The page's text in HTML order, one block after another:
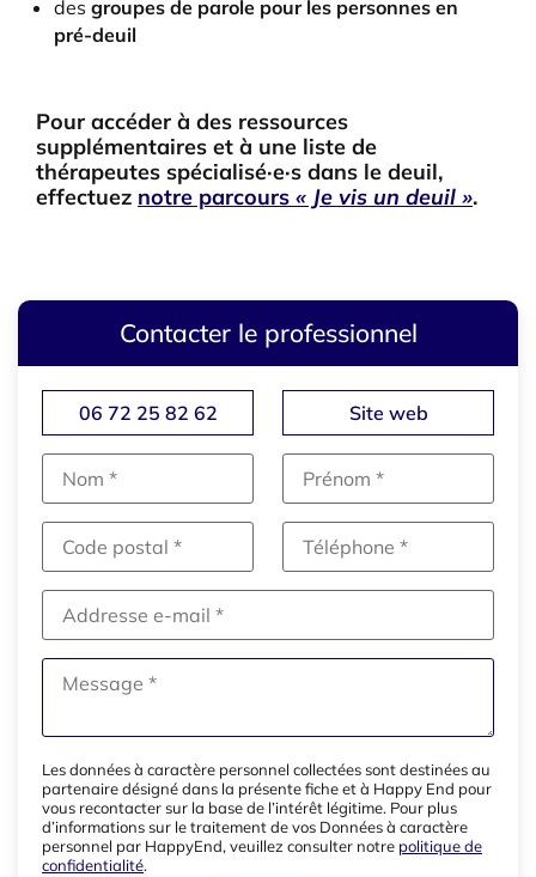
des groupes de parole pour les personnes en
pré-deuil
Pour accéder à des ressources
supplémentaires et à une liste de
thérapeutes spécialisé·e·s dans le deuil,
effectuez notre parcours « Je vis un deuil ».
Contacter le professionnel
06 72 25 82 62 Site web
Les données à caractère personnel collectées sont destinées au
partenaire désigné dans la présente fiche et à Happy End pour
vous recontacter sur la base de l’intérêt légitime. Pour plus
d’informations sur le traitement de vos Données à caractère
personnel par HappyEnd, veuillez consulter notre politique de
confidentialité.